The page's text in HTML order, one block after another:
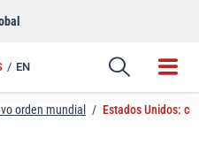
EN
Enlace
orden mundial / Estados Unidos: